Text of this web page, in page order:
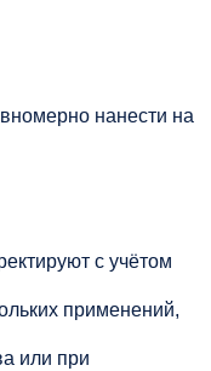
нанести на
с учётом
применений,
или при